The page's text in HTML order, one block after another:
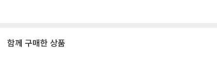
함께 구매한 상품